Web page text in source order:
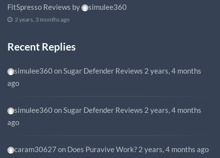
FitSpresso Reviews by simulee360
2 years, 3 months ago
Recent Replies
simulee360on Sugar Defender Reviews 2 years, 4 months
ago
simulee360on Sugar Defender Reviews 2 years, 4 months
ago
caram30627 on Does Puravive Work? 2 years, 4 months ago